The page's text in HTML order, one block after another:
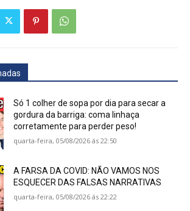
Só 1 colher de sopa por dia para secar a
gordura da barriga: coma linhaça
corretamente para perder peso!
quarta-feira, 05/08/2026 ás 22:50
A FARSA DA COVID: NÃO VAMOS NOS
ESQUECER DAS FALSAS NARRATIVAS
quarta-feira, 05/08/2026 ás 22:22